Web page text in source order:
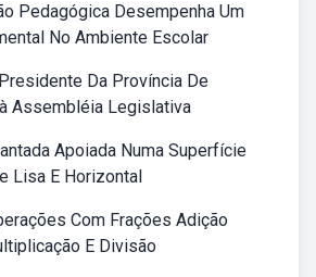
Pedagógica Desempenha Um
No Ambiente Escolar
Da Província De
Assembléia Legislativa
Apoiada Numa Superfície
Lisa E Horizontal
Com Frações Adição
E Divisão